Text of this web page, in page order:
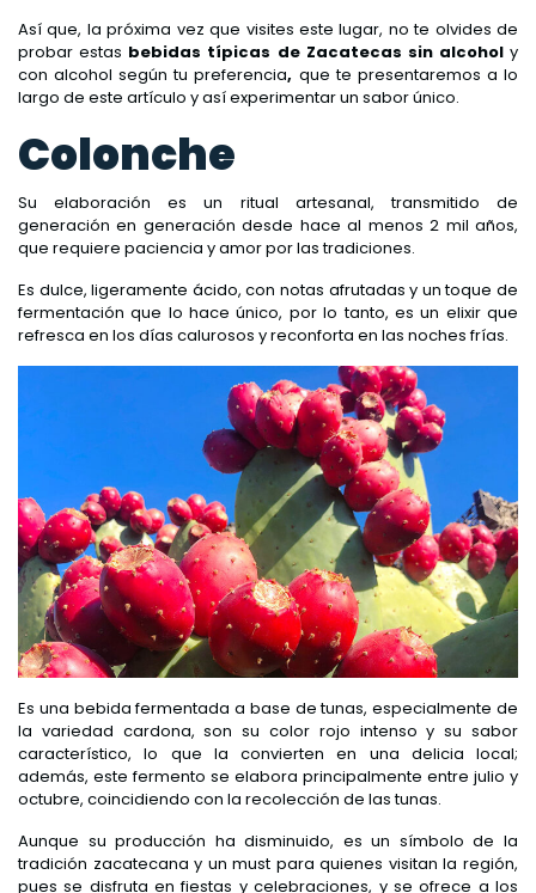
Así que, la próxima vez que visites este lugar, no te olvides de
probar estas bebidas típicas de Zacatecas sin alcoholy
con alcohol según tu preferencia, que te presentaremos a lo
largo de este artículo y así experimentar un sabor único.
Colonche
Su elaboración es un ritual artesanal, transmitido de
generación en generación desde hace al menos 2 mil años,
que requiere paciencia y amor por las tradiciones.
Es dulce, ligeramente ácido, con notas afrutadas y un toque de
fermentación que lo hace único, por lo tanto, es un elixir que
refresca en los días calurosos y reconforta en las noches frías.
Es una bebida fermentada a base de tunas, especialmente de
la variedad cardona, son su color rojo intenso y su sabor
característico, lo que la convierten en una delicia local;
además, este fermento se elabora principalmente entre julio y
octubre, coincidiendo con la recolección de las tunas.
Aunque su producción ha disminuido, es un símbolo de la
tradición zacatecana y un must para quienes visitan la región,
pues se disfruta en fiestas y celebraciones, y se ofrece a los